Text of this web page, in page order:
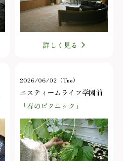
詳しく見る
2026/06/02（Tue）
エスティームライフ学園前
「春のピクニック」